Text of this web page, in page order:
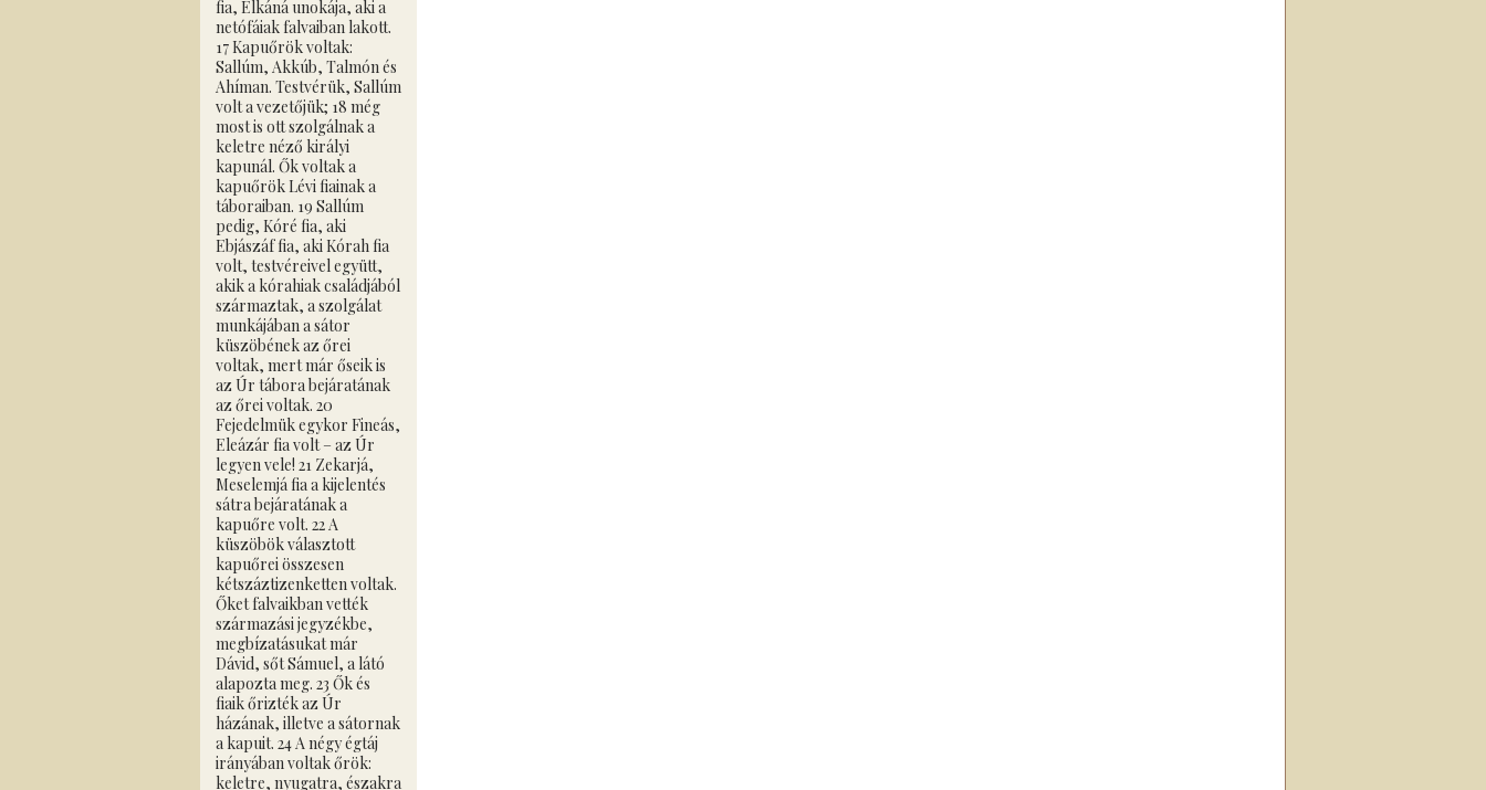
fia, Elkáná unokája, aki a
netófáiak falvaiban lakott.
17 Kapuőrök voltak:
Sallúm, Akkúb, Talmón és
Ahíman. Testvérük, Sallúm
volt a vezetőjük; 18 még
most is ott szolgálnak a
keletre néző királyi
kapunál. Ők voltak a
kapuőrök Lévi fiainak a
táboraiban. 19 Sallúm
pedig, Kóré fia, aki
Ebjászáf fia, aki Kórah fia
volt, testvéreivel együtt,
akik a kórahiak családjából
származtak, a szolgálat
munkájában a sátor
küszöbének az őrei
voltak, mert már őseik is
az Úr tábora bejáratának
az őrei voltak. 20
Fejedelmük egykor Fineás,
Eleázár fia volt – az Úr
legyen vele! 21 Zekarjá,
Meselemjá fia a kijelentés
sátra bejáratának a
kapuőre volt. 22 A
küszöbök választott
kapuőrei összesen
kétszáztizenketten voltak.
Őket falvaikban vették
származási jegyzékbe,
megbízatásukat már
Dávid, sőt Sámuel, a látó
alapozta meg. 23 Ők és
fiaik őrizték az Úr
házának, illetve a sátornak
a kapuit. 24 A négy égtáj
irányában voltak őrök:
keletre, nyugatra, északra